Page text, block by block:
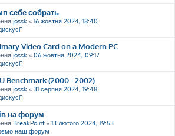
себе собрать.
jossk « 16 жовтня 2024, 18:40
Video Card on a Modern PC
jossk « 06 жовтня 2024, 09:17
Benchmark (2000 - 2002)
jossk « 31 серпня 2024, 19:48
на форум
BreakPoint « 13 лютого 2024, 19:53
наш форум